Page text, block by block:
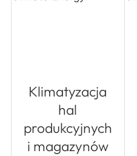
Klimatyzacja
hal
produkcyjnych
i magazynów